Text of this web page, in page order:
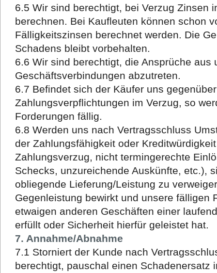
6.5 Wir sind berechtigt, bei Verzug Zinsen
berechnen. Bei Kaufleuten können schon
Fälligkeitszinsen berechnet werden. Die
Schadens bleibt vorbehalten.
6.6 Wir sind berechtigt, die Ansprüche aus
Geschäftsverbindungen abzutreten.
6.7 Befindet sich der Käufer uns
Zahlungsverpflichtungen im Verzug, so
Forderungen fällig.
6.8 Werden uns nach Vertragsschluss
der Zahlungsfähigkeit oder
Zahlungsverzug, nicht termingerechte
Schecks, unzureichende Auskünfte, etc.),
obliegende Lieferung/Leistung zu
Gegenleistung bewirkt und unsere fälligen
etwaigen anderen Geschäften einer
erfüllt oder Sicherheit hierfür geleistet hat.
7. Annahme/Abnahme
7.1 Storniert der Kunde nach
berechtigt, pauschal einen Schadenersatz